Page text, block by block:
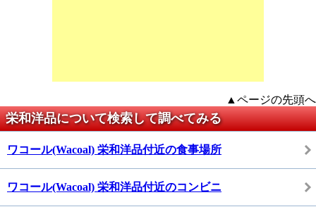
▲ページの先頭へ
栄和洋品について検索して調べてみる
ワコール(Wacoal) 栄和洋品付近の食事場所
ワコール(Wacoal) 栄和洋品付近のコンビニ